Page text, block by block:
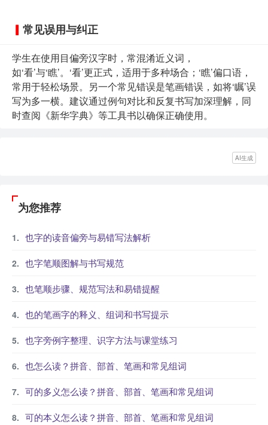
常见误用与纠正
学生在使用目偏旁汉字时，常混淆近义词，
如‘看’与‘瞧’。‘看’更正式，适用于多种场合；‘瞧’偏口语，
常用于轻松场景。另一个常见错误是笔画错误，如将‘瞩’误
写为多一横。建议通过例句对比和反复书写加深理解，同
时查阅《新华字典》等工具书以确保正确使用。
AI生成
为您推荐
也字的读音偏旁与易错写法解析
也字笔顺图解与书写规范
也笔顺步骤、规范写法和易错提醒
也的笔画字的释义、组词和书写提示
也字旁例字整理、识字方法与课堂练习
也怎么读？拼音、部首、笔画和常见组词
可的多义怎么读？拼音、部首、笔画和常见组词
可的本义怎么读？拼音、部首、笔画和常见组词